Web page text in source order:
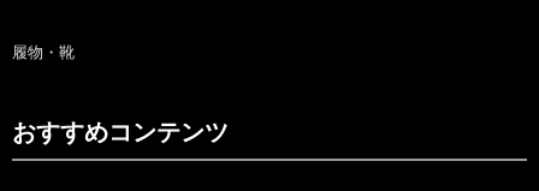
履物・靴
おすすめコンテンツ